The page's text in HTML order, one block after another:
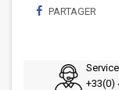
PARTAGER
+33(0)